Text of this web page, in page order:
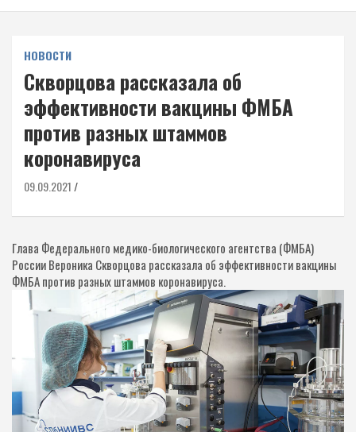
НОВОСТИ
Скворцова рассказала об
эффективности вакцины ФМБА
против разных штаммов
коронавируса
09.09.2021
Глава Федерального медико-биологического агентства (ФМБА)
России Вероника Скворцова рассказала об эффективности вакцины
ФМБА против разных штаммов коронавируса.